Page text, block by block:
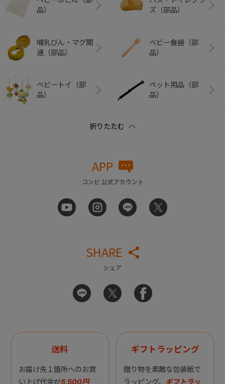
品）
ズ（部品）
哺乳びん・マグ関
連（部品）
ベビー食器（部
品）
ベビートイ（部
品）
ペット用品（部
品）
APP
コンビ 公式アカウント
SHARE
シェア
送料
お届け先１箇所へのお買
い上げ代金が5,500円
ギフトラッピング
贈り物を素敵な包装紙で
ラッピング。 ギフトラッ